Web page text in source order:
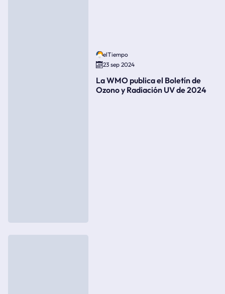
elTiempo
23 sep 2024
La WMO publica el Boletín de
Ozono y Radiación UV de 2024